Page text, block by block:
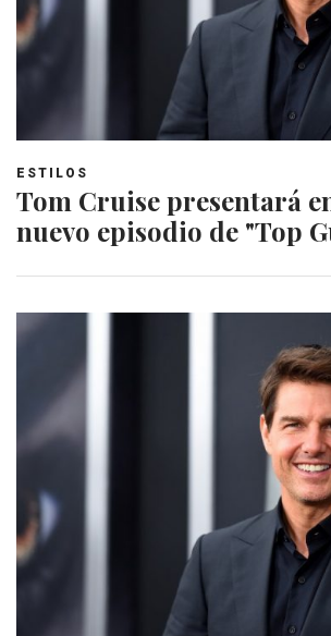
ESTILOS
Tom Cruise presentará
nuevo episodio de "Top